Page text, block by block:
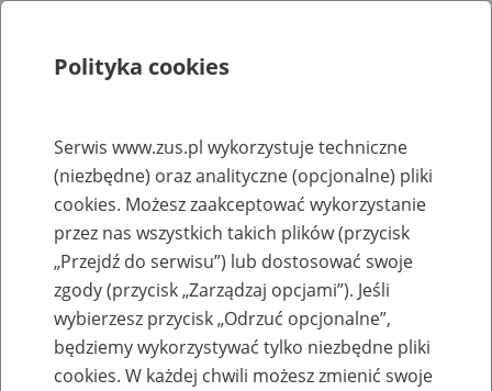
Rejestry, ewidencje i archiwa
Baza zlikwidowanych lub
przekształconych zakładów pracy
Nazwa zakładu pracy:
Polityka cookies
Serwis www.zus.pl wykorzystuje techniczne
(niezbędne) oraz analityczne (opcjonalne) pliki
cookies. Możesz zaakceptować wykorzystanie
przez nas wszystkich takich plików (przycisk
„Przejdź do serwisu”) lub dostosować swoje
zgody (przycisk „Zarządzaj opcjami”). Jeśli
wybierzesz przycisk „Odrzuć opcjonalne”,
będziemy wykorzystywać tylko niezbędne pliki
cookies. W każdej chwili możesz zmienić swoje